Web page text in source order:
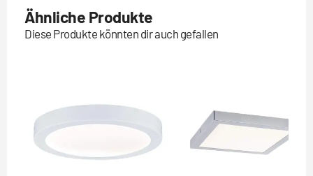
Ähnliche Produkte
Diese Produkte könnten dir auch gefallen